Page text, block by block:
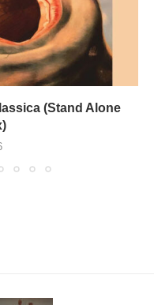
(Stand Alone